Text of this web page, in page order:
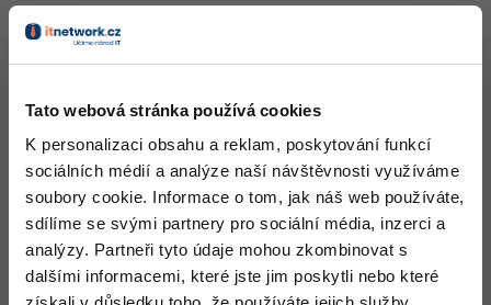
Tato webová stránka používá cookies
K personalizaci obsahu a reklam, poskytování funkcí
sociálních médií a analýze naší návštěvnosti využíváme
soubory cookie. Informace o tom, jak náš web používáte,
sdílíme se svými partnery pro sociální média, inzerci a
analýzy. Partneři tyto údaje mohou zkombinovat s
dalšími informacemi, které jste jim poskytli nebo které
Více
Fórum
Kurzy e-commerce
Testování softwaru
Datová analýza
Digitální gramotnost
Kurzy designu
HTML/CSS -80%
Photoshop -80%
Příběhy absolventů
Blog
sdraco:
Vložíš to do události step do objektu, který má hráče
obj.x
obj.y
5
Solid only
Přičemž si za obj dosaď objekt hráče.
Nahoru Odpovědět